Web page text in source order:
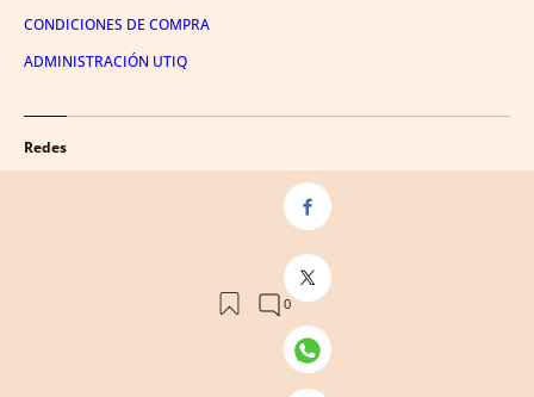
CONDICIONES DE COMPRA
ADMINISTRACIÓN UTIQ
Redes